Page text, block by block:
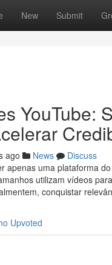
New Submit
YouTube:
ago News
Discuss
apenas uma plataforma
utilizam vídeos
conquistar
Upvoted